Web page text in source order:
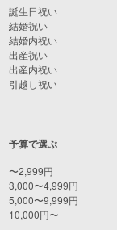
誕生日祝い
結婚祝い
結婚内祝い
出産祝い
出産内祝い
引越し祝い
予算で選ぶ
〜2,999円
3,000〜4,999円
5,000〜9,999円
10,000円〜